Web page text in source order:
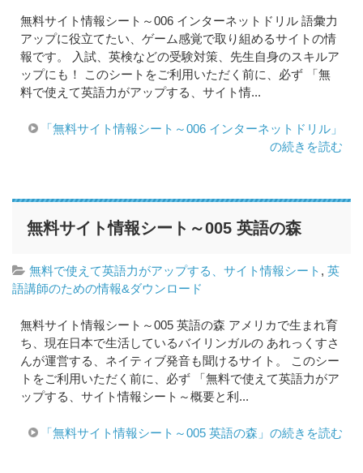
無料サイト情報シート～006 インターネットドリル 語彙力
アップに役立てたい、ゲーム感覚で取り組めるサイトの情
報です。 入試、英検などの受験対策、先生自身のスキルア
ップにも！ このシートをご利用いただく前に、必ず 「無
料で使えて英語力がアップする、サイト情...
「無料サイト情報シート～006 インターネットドリル」
の続きを読む
無料サイト情報シート～005 英語の森
無料で使えて英語力がアップする、サイト情報シート ,英
語講師のための情報&ダウンロード
無料サイト情報シート～005 英語の森 アメリカで生まれ育
ち、現在日本で生活しているバイリンガルの あれっくすさ
んが運営する、ネイティブ発音も聞けるサイト。 このシー
トをご利用いただく前に、必ず 「無料で使えて英語力がア
ップする、サイト情報シート～概要と利...
「無料サイト情報シート～005 英語の森」の続きを読む